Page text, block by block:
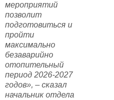
мероприятий
позволит
подготовиться и
пройти
максимально
безаварийно
отопительный
период 2026-2027
годов», – сказал
начальник отдела